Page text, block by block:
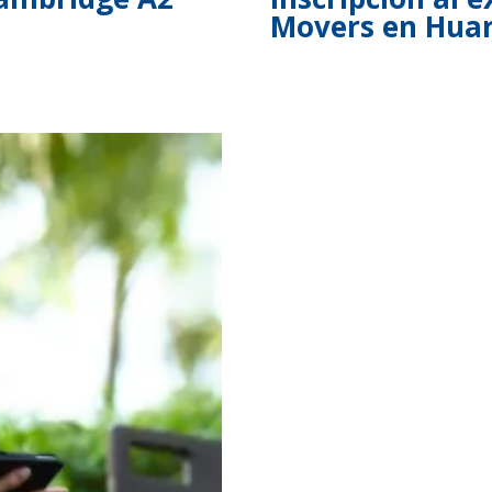
Movers en